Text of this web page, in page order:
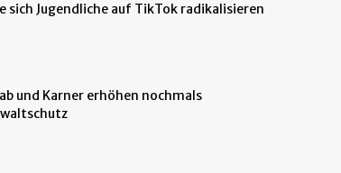
sich Jugendliche auf TikTok radikalisieren
und Karner erhöhen nochmals